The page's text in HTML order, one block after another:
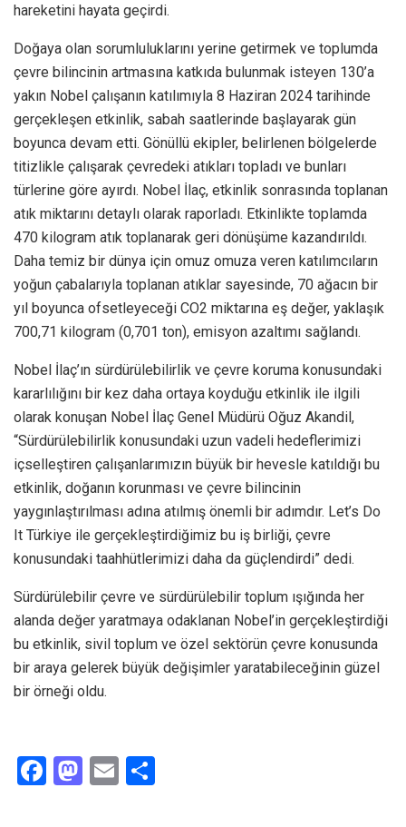
hareketini hayata geçirdi.
Doğaya olan sorumluluklarını yerine getirmek ve toplumda
çevre bilincinin artmasına katkıda bulunmak isteyen 130’a
yakın Nobel çalışanın katılımıyla 8 Haziran 2024 tarihinde
gerçekleşen etkinlik, sabah saatlerinde başlayarak gün
boyunca devam etti. Gönüllü ekipler, belirlenen bölgelerde
titizlikle çalışarak çevredeki atıkları topladı ve bunları
türlerine göre ayırdı. Nobel İlaç, etkinlik sonrasında toplanan
atık miktarını detaylı olarak raporladı. Etkinlikte toplamda
470 kilogram atık toplanarak geri dönüşüme kazandırıldı.
Daha temiz bir dünya için omuz omuza veren katılımcıların
yoğun çabalarıyla toplanan atıklar sayesinde, 70 ağacın bir
yıl boyunca ofsetleyeceği CO2 miktarına eş değer, yaklaşık
700,71 kilogram (0,701 ton), emisyon azaltımı sağlandı.
Nobel İlaç’ın sürdürülebilirlik ve çevre koruma konusundaki
kararlılığını bir kez daha ortaya koyduğu etkinlik ile ilgili
olarak konuşan Nobel İlaç Genel Müdürü Oğuz Akandil,
“Sürdürülebilirlik konusundaki uzun vadeli hedeflerimizi
içselleştiren çalışanlarımızın büyük bir hevesle katıldığı bu
etkinlik, doğanın korunması ve çevre bilincinin
yaygınlaştırılması adına atılmış önemli bir adımdır. Let’s Do
It Türkiye ile gerçekleştirdiğimiz bu iş birliği, çevre
konusundaki taahhütlerimizi daha da güçlendirdi” dedi.
Sürdürülebilir çevre ve sürdürülebilir toplum ışığında her
alanda değer yaratmaya odaklanan Nobel’in gerçekleştirdiği
bu etkinlik, sivil toplum ve özel sektörün çevre konusunda
bir araya gelerek büyük değişimler yaratabileceğinin güzel
bir örneği oldu.
F
M E